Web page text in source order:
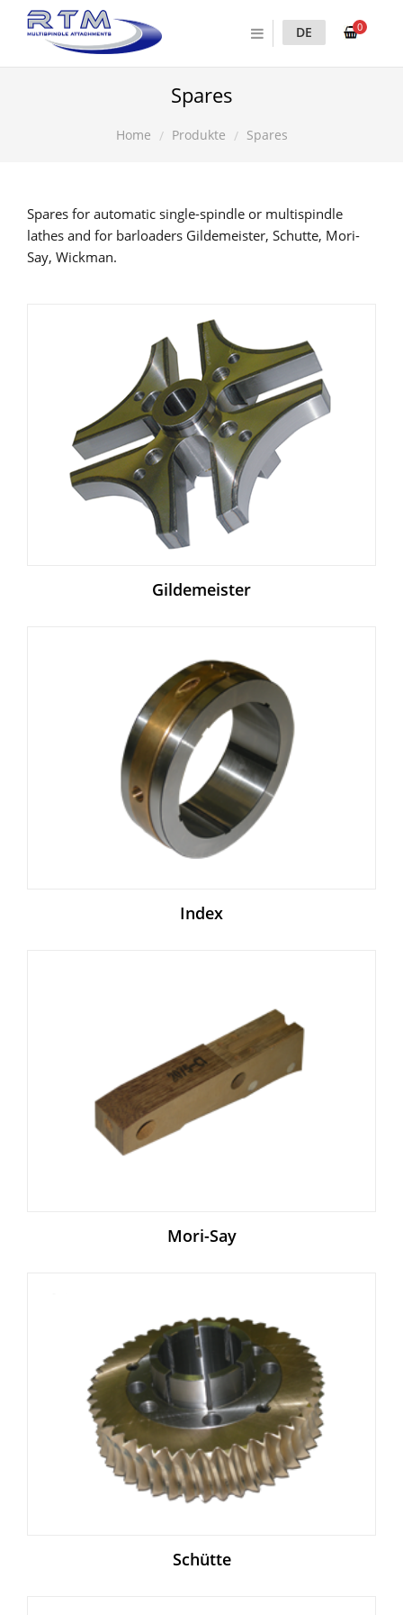
0
DE
Spares
Home Produkte Spares
Spares for automatic single-spindle or multispindle
lathes and for barloaders Gildemeister, Schutte, Mori-
Say, Wickman.
Gildemeister
Index
Mori-Say
Schütte